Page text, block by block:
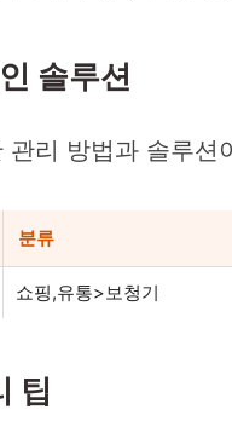
솔루션
리 방법과 솔루
분류
쇼핑,유통>보청기
팁